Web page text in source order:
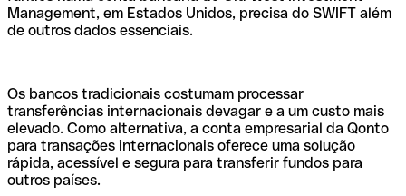
Management, em Estados Unidos, precisa do SWIFT além
de outros dados essenciais.
Os bancos tradicionais costumam processar
transferências internacionais devagar e a um custo mais
elevado. Como alternativa, a conta empresarial da Qonto
para transações internacionais oferece uma solução
rápida, acessível e segura para transferir fundos para
outros países.